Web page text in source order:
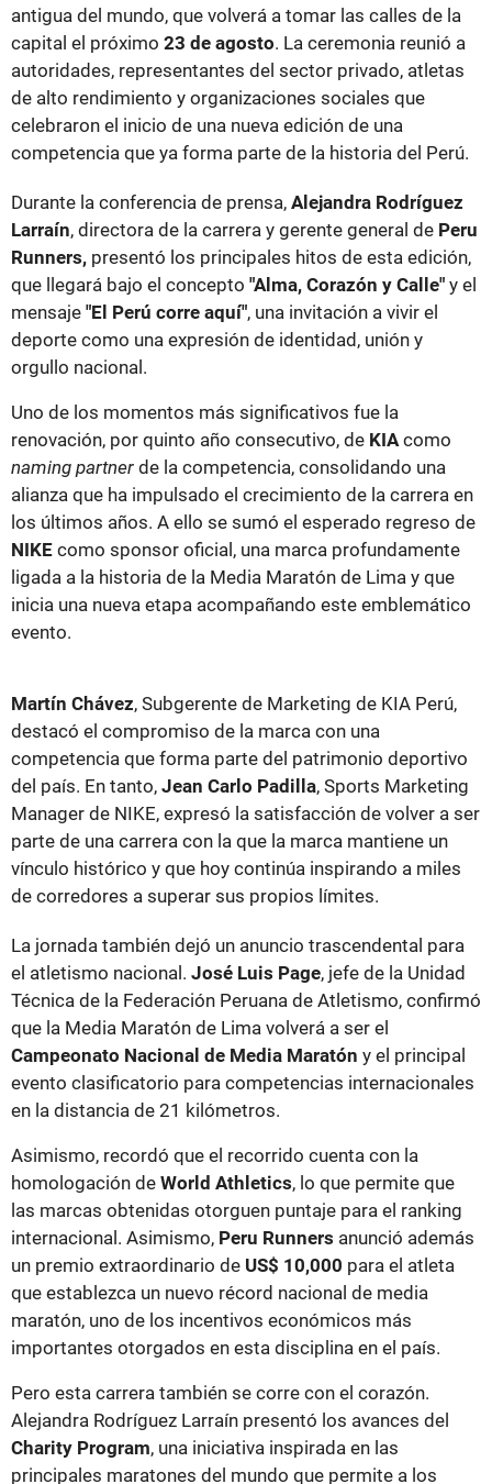
antigua del mundo, que volverá a tomar las calles de la
capital el próximo 23 de agosto. La ceremonia reunió a
autoridades, representantes del sector privado, atletas
de alto rendimiento y organizaciones sociales que
celebraron el inicio de una nueva edición de una
competencia que ya forma parte de la historia del Perú.
Durante la conferencia de prensa, Alejandra Rodríguez
Larraín, directora de la carrera y gerente general de Peru
Runners, presentó los principales hitos de esta edición,
que llegará bajo el concepto "Alma, Corazón y Calle" y el
mensaje "El Perú corre aquí", una invitación a vivir el
deporte como una expresión de identidad, unión y
orgullo nacional.
Uno de los momentos más significativos fue la
renovación, por quinto año consecutivo, de KIA como
naming partner de la competencia, consolidando una
alianza que ha impulsado el crecimiento de la carrera en
los últimos años. A ello se sumó el esperado regreso de
NIKE como sponsor oficial, una marca profundamente
ligada a la historia de la Media Maratón de Lima y que
inicia una nueva etapa acompañando este emblemático
evento.
Martín Chávez, Subgerente de Marketing de KIA Perú,
destacó el compromiso de la marca con una
competencia que forma parte del patrimonio deportivo
del país. En tanto, Jean Carlo Padilla, Sports Marketing
Manager de NIKE, expresó la satisfacción de volver a ser
parte de una carrera con la que la marca mantiene un
vínculo histórico y que hoy continúa inspirando a miles
de corredores a superar sus propios límites.
La jornada también dejó un anuncio trascendental para
el atletismo nacional. José Luis Page, jefe de la Unidad
Técnica de la Federación Peruana de Atletismo, confirmó
que la Media Maratón de Lima volverá a ser el
Campeonato Nacional de Media Maratón y el principal
evento clasificatorio para competencias internacionales
en la distancia de 21 kilómetros.
Asimismo, recordó que el recorrido cuenta con la
homologación de World Athletics, lo que permite que
las marcas obtenidas otorguen puntaje para el ranking
internacional. Asimismo, Peru Runners anunció además
un premio extraordinario de US$ 10,000 para el atleta
que establezca un nuevo récord nacional de media
maratón, uno de los incentivos económicos más
importantes otorgados en esta disciplina en el país.
Pero esta carrera también se corre con el corazón.
Alejandra Rodríguez Larraín presentó los avances del
Charity Program, una iniciativa inspirada en las
principales maratones del mundo que permite a los